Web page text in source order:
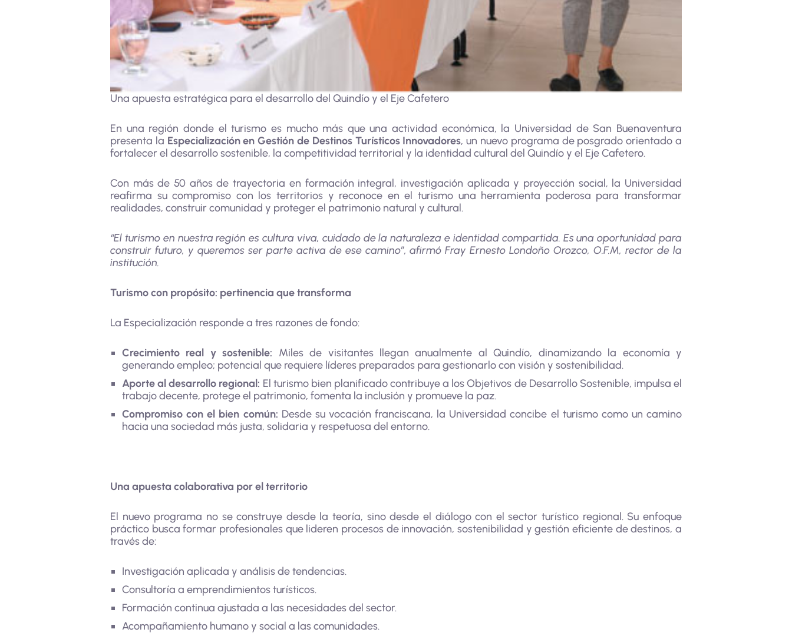
Una apuesta estratégica para el desarrollo del Quindío y el Eje Cafetero
En una región donde el turismo es mucho más que una actividad económica, la Universidad de San Buenaventura
presenta la Especialización en Gestión de Destinos Turísticos Innovadores, un nuevo programa de posgrado orientado a
fortalecer el desarrollo sostenible, la competitividad territorial y la identidad cultural del Quindío y el Eje Cafetero.
Con más de 50 años de trayectoria en formación integral, investigación aplicada y proyección social, la Universidad
reafirma su compromiso con los territorios y reconoce en el turismo una herramienta poderosa para transformar
realidades, construir comunidad y proteger el patrimonio natural y cultural.
“El turismo en nuestra región es cultura viva, cuidado de la naturaleza e identidad compartida. Es una oportunidad para
construir futuro, y queremos ser parte activa de ese camino”, afirmó Fray Ernesto Londoño Orozco, O.F.M, rector de la
institución.
Turismo con propósito: pertinencia que transforma
La Especialización responde a tres razones de fondo:
Crecimiento real y sostenible: Miles de visitantes llegan anualmente al Quindío, dinamizando la economía y
generando empleo; potencial que requiere líderes preparados para gestionarlo con visión y sostenibilidad.
Aporte al desarrollo regional: El turismo bien planificado contribuye a los Objetivos de Desarrollo Sostenible, impulsa el
trabajo decente, protege el patrimonio, fomenta la inclusión y promueve la paz.
Compromiso con el bien común: Desde su vocación franciscana, la Universidad concibe el turismo como un camino
hacia una sociedad más justa, solidaria y respetuosa del entorno.
Una apuesta colaborativa por el territorio
El nuevo programa no se construye desde la teoría, sino desde el diálogo con el sector turístico regional. Su enfoque
práctico busca formar profesionales que lideren procesos de innovación, sostenibilidad y gestión eficiente de destinos, a
través de:
Investigación aplicada y análisis de tendencias.
Consultoría a emprendimientos turísticos.
Formación continua ajustada a las necesidades del sector.
Acompañamiento humano y social a las comunidades.